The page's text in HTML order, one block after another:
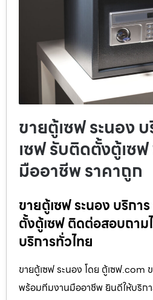
ขายตู้เซฟ ระนอง
เซฟ รับติดตั้งตู้เซ
มืออาชีพ ราคาถูก
ขายตู้เซฟ ระนอง บริกา
ตั้งตู้เซฟ ติดต่อสอบถาม
บริการทั่วไทย
ขายตู้เซฟ ระนอง โดย ตู้เซฟ.com
พร้อมทีมงานมืออาชีพ ยินดีให้บริก